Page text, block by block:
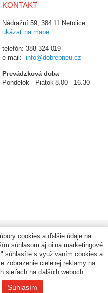
KONTAKT
Nádražní 59, 384 11 Netolice
ukázať na mape
telefón: 388 324 019
e-mail: info@dobrepneu.cz
Prevádzková doba
Pondelok - Piatok 8.00 - 16.30
Bezpečné platební
metody
Využíváme zasílání
PPL
© PNEUMAX.SK 2026 by
cookies a ďalšie údaje na
súhlasom aj oi na marketingové
súhlasíte s využívaním cookies a
zobrazenie cielenej reklamy na
sieťach na ďalších weboch.
Súhlasím